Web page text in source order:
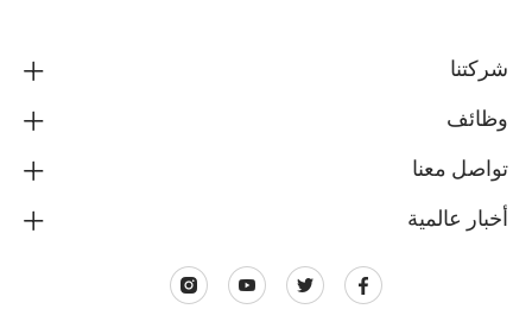
شركتنا
وظائف
تواصل معنا
أخبار عالمية